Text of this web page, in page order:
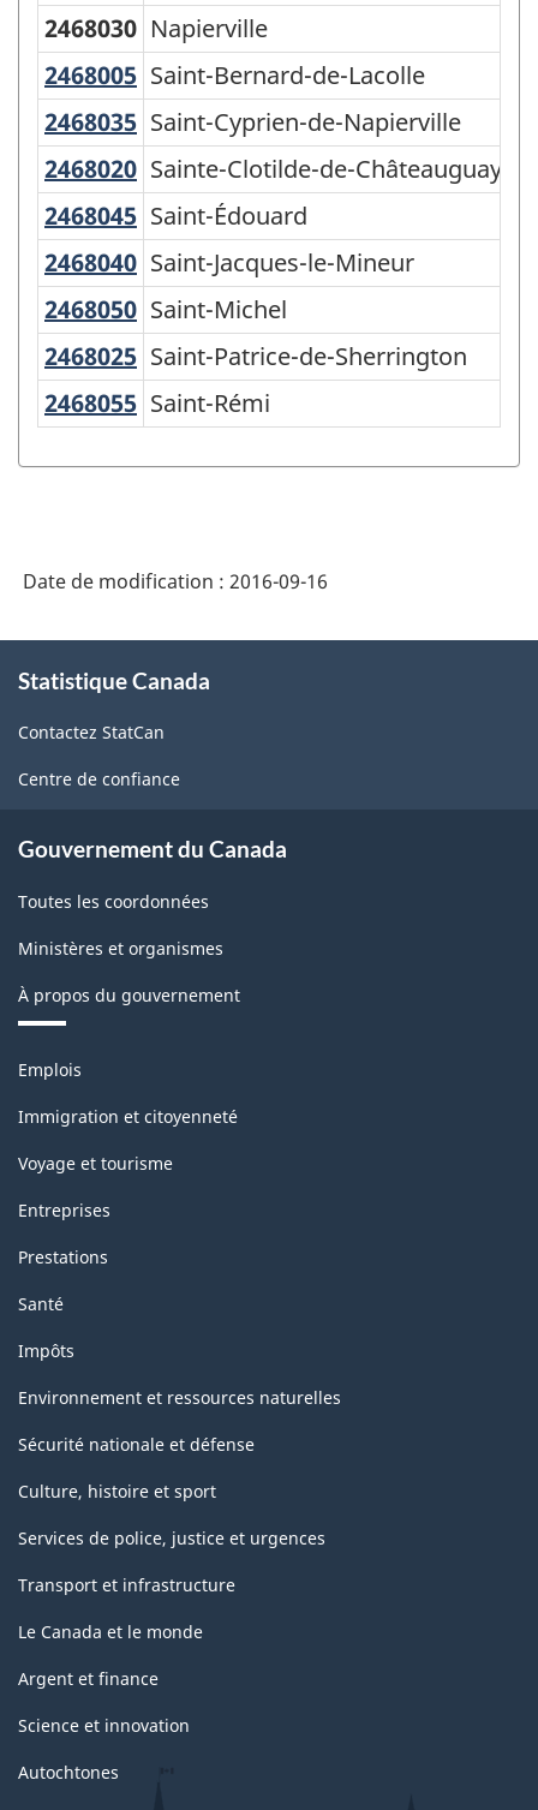
-
CGT
1996
-
Structure
de
la
classification
2468030 Napierville
2468005 Saint-Bernard-de-Lacolle
Saint-Bernard-de-Lacolle
2468035 Saint-Cyprien-de-Napierville
Saint-Cyprien-de-Napierville
2468020 Sainte-Clotilde-de-Châteauguay
Sainte-Clotilde-de-Châteauguay
2468045 Saint-Édouard
Saint-Édouard
2468040 Saint-Jacques-le-Mineur
Saint-Jacques-le-Mineur
2468050 Saint-Michel
Saint-Michel
2468025 Saint-Patrice-de-Sherrington
Saint-Patrice-de-Sherrington
2468055 Saint-Rémi
Saint-Rémi
Date de modification : 2016-09-16
propos
ce
site
Statistique Canada
Contactez StatCan
Centre de confiance
Gouvernement du Canada
Toutes les coordonnées
Ministères et organismes
À propos du gouvernement
Thèmes
sujets
Emplois
Immigration et citoyenneté
Voyage et tourisme
Entreprises
Prestations
Santé
Impôts
Environnement et ressources naturelles
Sécurité nationale et défense
Culture, histoire et sport
Services de police, justice et urgences
Transport et infrastructure
Le Canada et le monde
Argent et finance
Science et innovation
Autochtones